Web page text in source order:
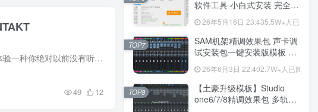
KONTAKT 7.0.0 + | 2024.04.01 | 4 GB 详细介绍 TROPAR Remastered十周年全面改版：体验一种你绝对以前没有听过的正统东正教唱诗班的声音！Tropar 添加了几乎所有虚拟唱诗班所缺乏的东西：温暖...
49 12
软件工具 小白式安装 完全一
键安装系统 电脑系统装机软
件 一键重装系统
win7/win8/win10/win11/
26年5月16日 23:435.5W+人已阅读
SAM机架精调效果包 声卡调
试安装包一键安装版模板 带
插件预设效果文件
26年6月3日 22:402.7W+人已阅读
TOP7
【土豪升级模板】Studio
one6/7/8精调效果包 多轨道
TOP8